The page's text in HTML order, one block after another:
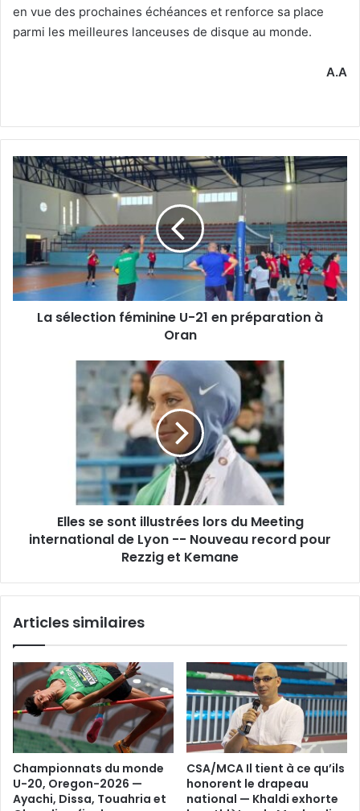
en vue des prochaines échéances et renforce sa place
parmi les meilleures lanceuses de disque au monde.
A.A
La
sélection
préparation
à
Oran
La sélection féminine U-21 en préparation à
Oran
record
Rezzig
Elles se sont illustrées lors du Meeting
international de Lyon -- Nouveau record pour
Rezzig et Kemane
Articles similaires
Championnats du monde
U-20, Oregon-2026 —
Ayachi, Dissa, Touahria et
CSA/MCA Il tient à ce qu’ils
honorent le drapeau
national — Khaldi exhorte